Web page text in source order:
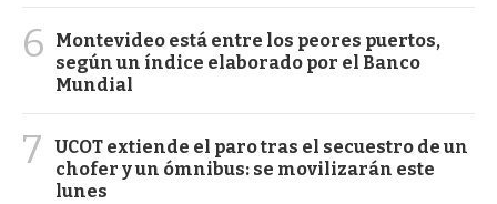
6
Montevideo está entre los peores puertos,
según un índice elaborado por el Banco
Mundial
7
UCOT extiende el paro tras el secuestro de un
chofer y un ómnibus: se movilizarán este
lunes